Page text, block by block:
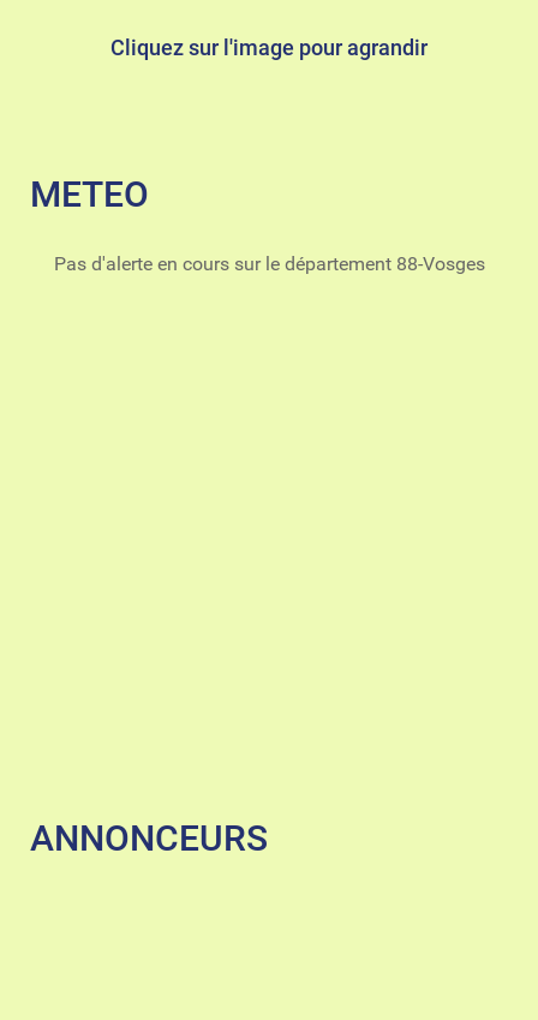
Cliquez sur l'image pour agrandir
METEO
Pas d'alerte en cours sur le département 88-Vosges
ANNONCEURS